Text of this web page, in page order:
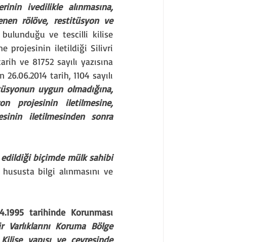
ivedilikle alınmasına,
rölöve, restitüsyon ve
ve tescilli kilise
projesinin iletildiği Silivri
ve 81752 sayılı yazısına
tarih, 1104 sayılı
uygun olmadığına,
projesinin iletilmesine,
iletilmesinden sonra
edildiği biçimde mülk sahibi
bilgi alınmasını ve
tarihinde Korunması
Varlıklarını Koruma Bölge
yapısı ve çevresinde